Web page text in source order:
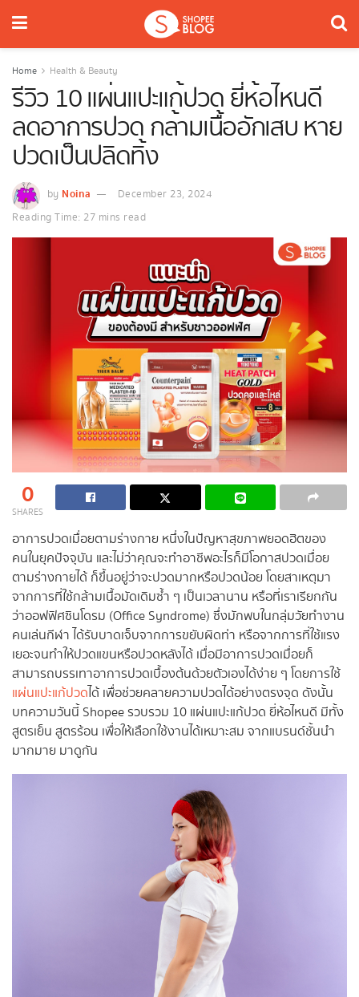
Home Health & Beauty
รีวิว 10 แผ่นแปะแก้ปวด ยี่ห้อไหนดี
ลดอาการปวด กล้ามเนื้ออักเสบ หาย
ปวดเป็นปลิดทิ้ง
by Noina
December 23, 2024
Reading Time: 27 mins read
0
SHARES
อาการปวดเมื่อยตามร่างกาย หนึ่งในปัญหาสุขภาพยอดฮิตของ
คนในยุคปัจจุบัน และไม่ว่าคุณจะทำอาชีพอะไรก็มีโอกาสปวดเมื่อย
ตามร่างกายได้ ก็ขึ้นอยู่ว่าจะปวดมากหรือปวดน้อย โดยสาเหตุมา
จากการที่ใช้กล้ามเนื้อมัดเดิมซ้ำ ๆ เป็นเวลานาน หรือที่เราเรียกกัน
ว่าออฟฟิศซินโดรม (Office Syndrome) ซึ่งมักพบในกลุ่มวัยทำงาน
คนเล่นกีฬา ได้รับบาดเจ็บจากการขยับผิดท่า หรือจากการที่ใช้แรง
เยอะจนทำให้ปวดแขนหรือปวดหลังได้ เมื่อมีอาการปวดเมื่อยก็
สามารถบรรเทาอาการปวดเบื้องต้นด้วยตัวเองได้ง่าย ๆ โดยการใช้
แผ่นแปะแก้ปวดได้ เพื่อช่วยคลายความปวดได้อย่างตรงจุด ดังนั้น
บทความวันนี้ Shopee รวบรวม 10 แผ่นแปะแก้ปวด ยี่ห้อไหนดี มีทั้ง
สูตรเย็น สูตรร้อน เพื่อให้เลือกใช้งานได้เหมาะสม จากแบรนด์ชั้นนำ
มากมาย มาดูกัน